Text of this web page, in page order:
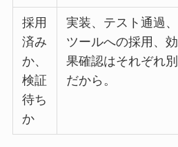
採用
済み
か、
検証
待ち
か
実装、テスト通過、
ツールへの採用、効
果確認はそれぞれ別
だから。